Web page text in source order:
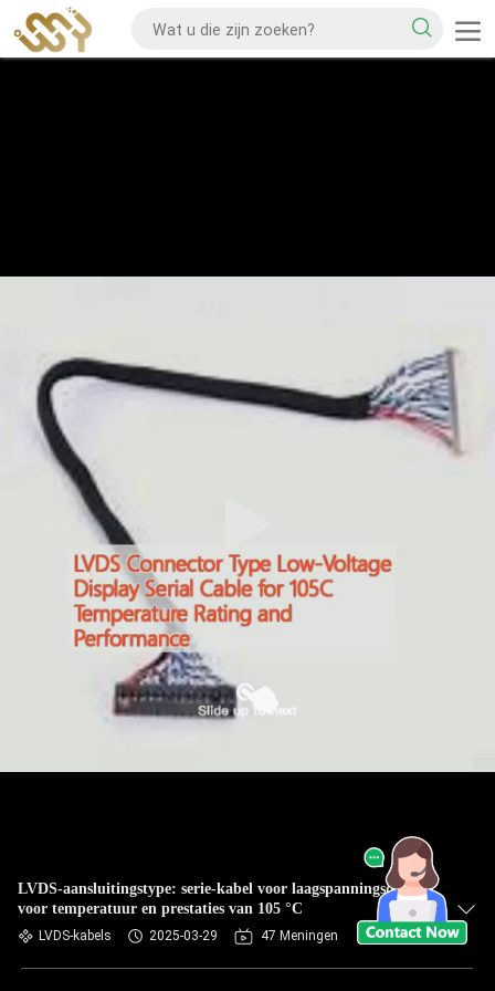
LVDS-aansluitingstype: serie-kabel voor laagspanningsdisplay
voor temperatuur en prestaties van 105 °C
LVDS-kabels 2025-03-29 47 Meningen